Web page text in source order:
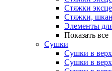
Стяжки
Стяжки,
Элементы
Показать все
Сушки
Сушки в
Сушки в